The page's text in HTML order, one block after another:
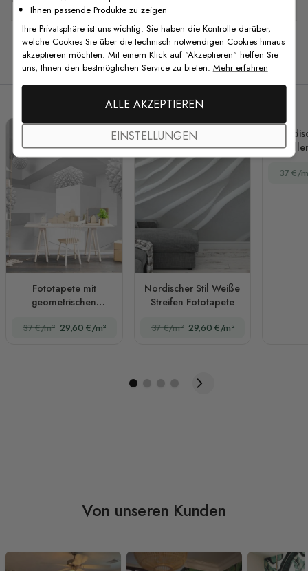
Verwandte Produkte
Fototapete mit
geometrischen
abstrakten Kugeln
37 €/m² 29,60 €/m²
Nordischer Stil Weiße
Streifen Fototapete
37 €/m² 29,60 €/m²
37 €/
Von unseren Kunden
Ihnen passende Produkte zu zeigen
Ihre Privatsphäre ist uns wichtig. Sie haben die Kontrolle darüber,
welche Cookies Sie über die technisch notwendigen Cookies hinaus
akzeptieren möchten. Mit einem Klick auf "Akzeptieren" helfen Sie
uns, Ihnen den bestmöglichen Service zu bieten. Mehr erfahren
ALLE AKZEPTIEREN
EINSTELLUNGEN